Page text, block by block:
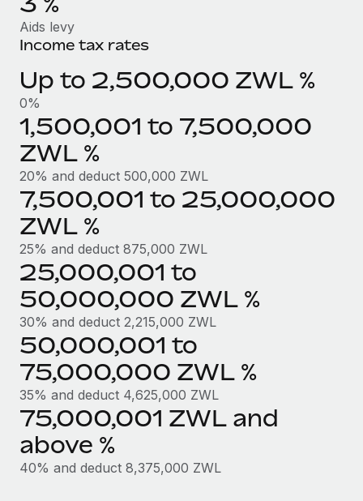
Secundaire arbeidsvoorwaarden
Eenvoudig secundaire arbeidsvoorwaarden
up op het gebied van gezondheid en welzijn,...
Meer informatie
Productupdates van Remote: Gusto- en Xero-
integraties en Contractor Management Plus
Het blijft de missie van Remote om alle soorten bedrijven
te helpen bij het aannemen, beheren en...
Meer informatie
Hoe Phiture 55 werknemers in 19 landen
Phiture, een toonaangevende leider in de wereldwijde
mobiele groeiadviessector, zet zich sinds 2016...
Meer informatie
Aids levy
Income tax rates
Up to 2,500,000 ZWL %
0%
1,500,001 to 7,500,000
ZWL %
20% and deduct 500,000 ZWL
7,500,001 to 25,000,000
ZWL %
25% and deduct 875,000 ZWL
25,000,001 to
50,000,000 ZWL %
30% and deduct 2,215,000 ZWL
50,000,001 to
75,000,000 ZWL %
35% and deduct 4,625,000 ZWL
75,000,001 ZWL and
above %
40% and deduct 8,375,000 ZWL